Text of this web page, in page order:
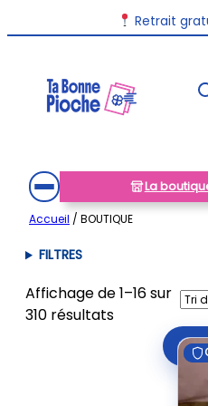
au
Retrait
La
Accueil / BOUTIQUE
FILTRES
Affichage de 1–16 sur
310 résultatsTrié